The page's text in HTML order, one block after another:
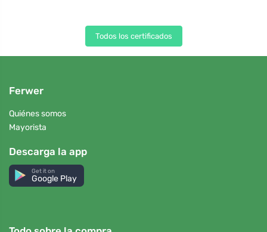
Todos los certificados
Ferwer
Quiénes somos
Mayorista
Descarga la app
Get it on
Google Play